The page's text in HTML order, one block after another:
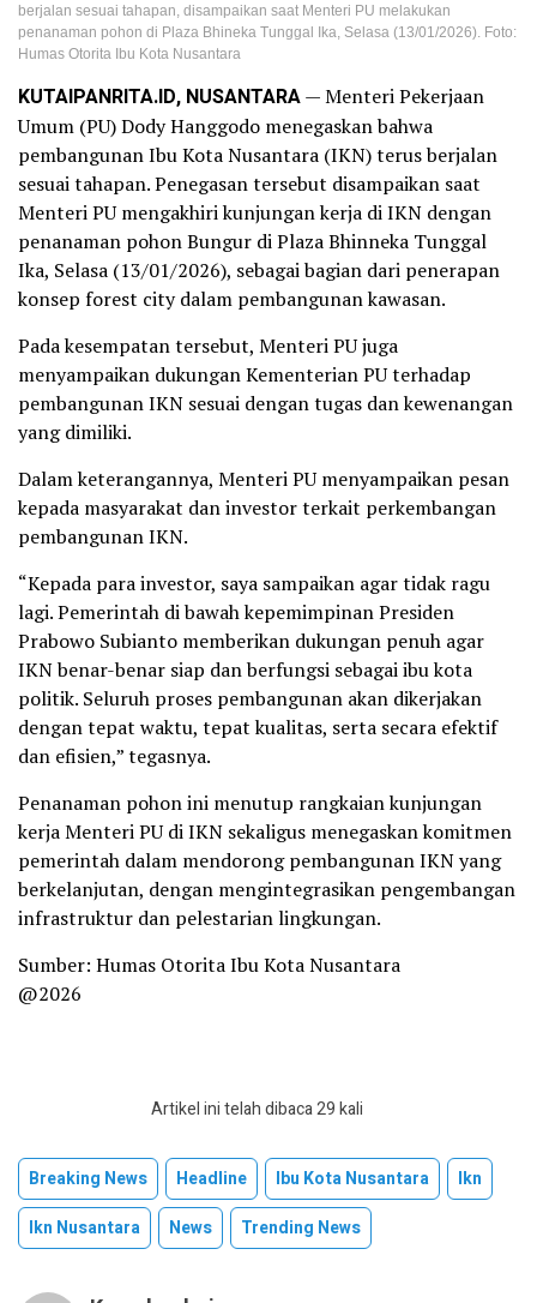
berjalan sesuai tahapan, disampaikan saat Menteri PU melakukan
penanaman pohon di Plaza Bhineka Tunggal Ika, Selasa (13/01/2026). Foto:
Humas Otorita Ibu Kota Nusantara
KUTAIPANRITA.ID, NUSANTARA— Menteri Pekerjaan
Umum (PU) Dody Hanggodo menegaskan bahwa
pembangunan Ibu Kota Nusantara (IKN) terus berjalan
sesuai tahapan. Penegasan tersebut disampaikan saat
Menteri PU mengakhiri kunjungan kerja di IKN dengan
penanaman pohon Bungur di Plaza Bhinneka Tunggal
Ika, Selasa (13/01/2026), sebagai bagian dari penerapan
konsep forest city dalam pembangunan kawasan.
Pada kesempatan tersebut, Menteri PU juga
menyampaikan dukungan Kementerian PU terhadap
pembangunan IKN sesuai dengan tugas dan kewenangan
yang dimiliki.
Dalam keterangannya, Menteri PU menyampaikan pesan
kepada masyarakat dan investor terkait perkembangan
pembangunan IKN.
“Kepada para investor, saya sampaikan agar tidak ragu
lagi. Pemerintah di bawah kepemimpinan Presiden
Prabowo Subianto memberikan dukungan penuh agar
IKN benar-benar siap dan berfungsi sebagai ibu kota
politik. Seluruh proses pembangunan akan dikerjakan
dengan tepat waktu, tepat kualitas, serta secara efektif
dan efisien,” tegasnya.
Penanaman pohon ini menutup rangkaian kunjungan
kerja Menteri PU di IKN sekaligus menegaskan komitmen
pemerintah dalam mendorong pembangunan IKN yang
berkelanjutan, dengan mengintegrasikan pengembangan
infrastruktur dan pelestarian lingkungan.
Sumber: Humas Otorita Ibu Kota Nusantara
@2026
Artikel ini telah dibaca 29 kali
Breaking News Headline Ibu Kota Nusantara
Ikn
Ikn Nusantara
News Trending News